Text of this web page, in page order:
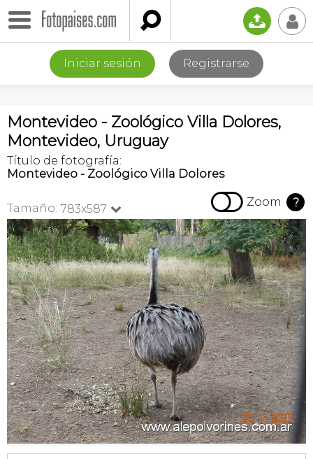
 📤 👤
Iniciar sesión Registrarse
Montevideo - Zoológico Villa Dolores,
Montevideo, Uruguay
Título de fotografía:
Montevideo - Zoológico Villa Dolores
Tamaño: 783x587   Zoom ?